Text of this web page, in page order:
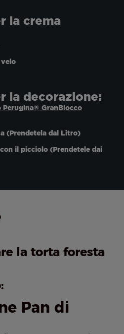
la crema
la decorazione:
Perugina® GranBlocco
dal Litro)
il picciolo (Prendetele dai
la torta foresta
Pan di